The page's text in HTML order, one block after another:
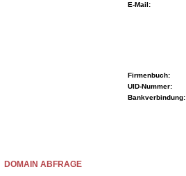
DOMAIN ABFRAGE
E-Mail:
Firmenbuch:
UID-Nummer:
Bankverbindung: